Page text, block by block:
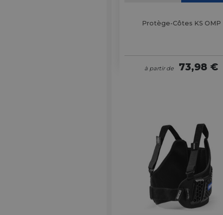
Protège-Côtes KS OMP
à partir de 73,98 €